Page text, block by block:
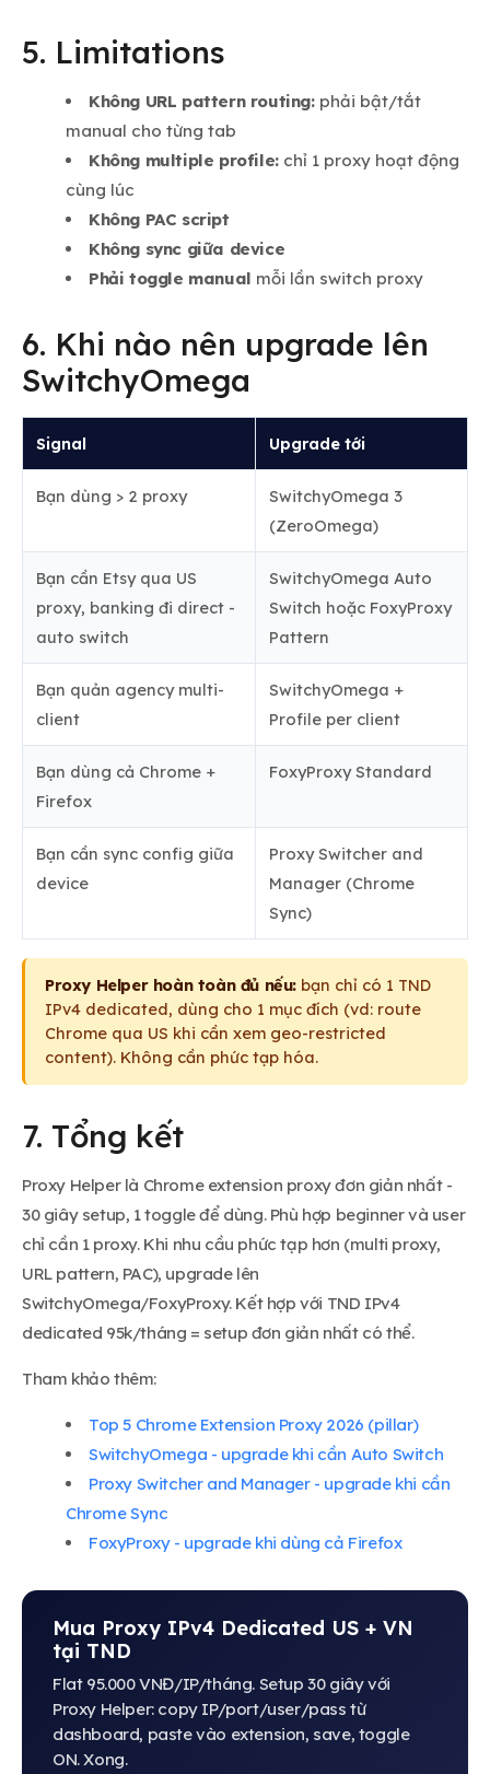
5. Limitations
Không URL pattern routing:phải bật/tắt
manual cho từng tab
Không multiple profile:chỉ 1 proxy hoạt động
cùng lúc
Không PAC script
Không sync giữa device
Phải toggle manual mỗi lần switch proxy
6. Khi nào nên upgrade lên
SwitchyOmega
Signal Upgrade tới
Bạn dùng > 2 proxy
SwitchyOmega 3
(ZeroOmega)
Bạn cần Etsy qua US
proxy, banking đi direct -
auto switch
SwitchyOmega Auto
Switch hoặc FoxyProxy
Pattern
Bạn quản agency multi-
client
SwitchyOmega +
Profile per client
Bạn dùng cả Chrome +
Firefox
FoxyProxy Standard
Bạn cần sync config giữa
device
Proxy Switcher and
Manager (Chrome
Sync)
Proxy Helper hoàn toàn đủ nếu: bạn chỉ có 1 TND
IPv4 dedicated, dùng cho 1 mục đích (vd: route
Chrome qua US khi cần xem geo-restricted
content). Không cần phức tạp hóa.
7. Tổng kết
Proxy Helper là Chrome extension proxy đơn giản nhất -
30 giây setup, 1 toggle để dùng. Phù hợp beginner và user
chỉ cần 1 proxy. Khi nhu cầu phức tạp hơn (multi proxy,
URL pattern, PAC), upgrade lên
SwitchyOmega/FoxyProxy. Kết hợp với TND IPv4
dedicated 95k/tháng = setup đơn giản nhất có thể.
Tham khảo thêm:
Top 5 Chrome Extension Proxy 2026 (pillar)
SwitchyOmega - upgrade khi cần Auto Switch
Proxy Switcher and Manager - upgrade khi cần
Chrome Sync
FoxyProxy - upgrade khi dùng cả Firefox
Mua Proxy IPv4 Dedicated US + VN
tại TND
Flat 95.000 VNĐ/IP/tháng. Setup 30 giây với
Proxy Helper: copy IP/port/user/pass từ
dashboard, paste vào extension, save, toggle
ON. Xong.